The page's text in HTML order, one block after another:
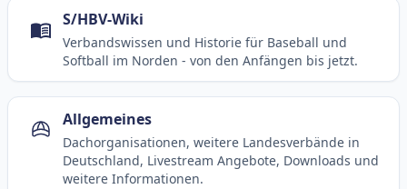
S/HBV-Wiki
Verbandswissen und Historie für Baseball und
Softball im Norden - von den Anfängen bis jetzt.
Allgemeines
Dachorganisationen, weitere Landesverbände in
Deutschland, Livestream Angebote, Downloads und
weitere Informationen.